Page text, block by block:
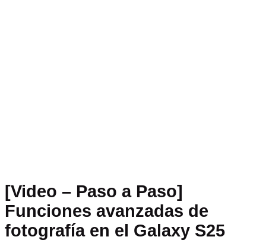
[Video – Paso a Paso]
Funciones avanzadas de
fotografía en el Galaxy S25